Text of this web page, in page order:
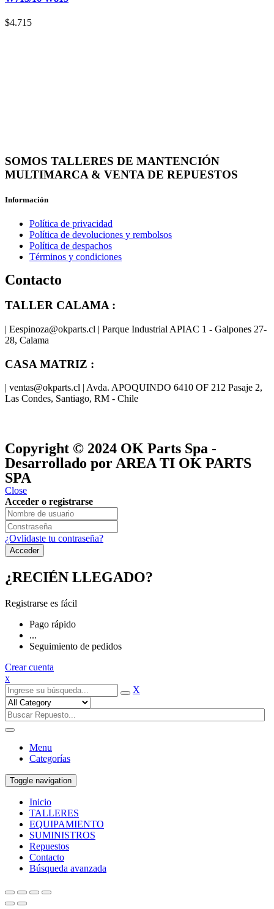
$4.715
SOMOS TALLERES DE MANTENCIÓN
MULTIMARCA & VENTA DE REPUESTOS
Información
Política de privacidad
Política de devoluciones y rembolsos
Política de despachos
Términos y condiciones
Contacto
TALLER CALAMA :
| Eespinoza@okparts.cl | Parque Industrial APIAC 1 - Galpones 27-
28, Calama
CASA MATRIZ :
| ventas@okparts.cl | Avda. APOQUINDO 6410 OF 212 Pasaje 2,
Las Condes, Santiago, RM - Chile
Copyright © 2024 OK Parts Spa -
Desarrollado por AREA TI OK PARTS
SPA
Close
Acceder o registrarse
¿Ovlidaste tu contraseña?
¿RECIÉN LLEGADO?
Registrarse es fácil
Pago rápido
...
Seguimiento de pedidos
Crear cuenta
x
X
Menu
Categorías
Toggle navigation
Inicio
TALLERES
EQUIPAMIENTO
SUMINISTROS
Repuestos
Contacto
Búsqueda avanzada